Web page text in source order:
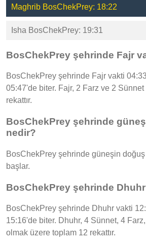
Maghrib BosChekPrey: 18:22
Isha BosChekPrey: 19:31
BosChekPrey şehrinde Fajr
BosChekPrey şehrinde Fajr vakti
05:47'de biter. Fajr, 2 Farz ve 2
rekattır.
BosChekPrey şehrinde
nedir?
BosChekPrey şehrinde güneşin
başlar.
BosChekPrey şehrinde
BosChekPrey şehrinde Dhuhr vakti
15:16'de biter. Dhuhr, 4 Sünnet, 4
olmak üzere toplam 12 rekattır.